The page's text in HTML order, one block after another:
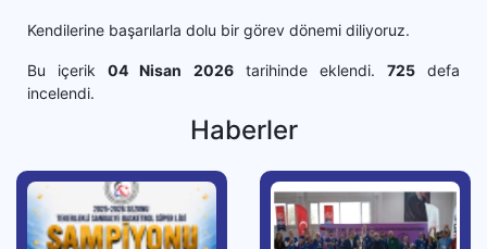
Kendilerine başarılarla dolu bir görev dönemi diliyoruz.
Bu içerik04 Nisan 2026tarihinde eklendi. 725defa
incelendi.
Haberler